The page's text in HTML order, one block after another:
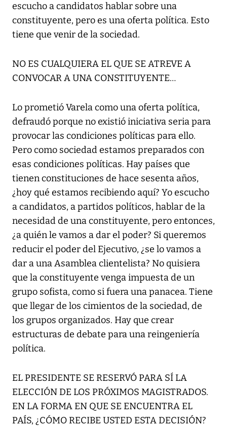
escucho a candidatos hablar sobre una
constituyente, pero es una oferta política. Esto
tiene que venir de la sociedad.
NO ES CUALQUIERA EL QUE SE ATREVE A
CONVOCAR A UNA CONSTITUYENTE…
Lo prometió Varela como una oferta política,
defraudó porque no existió iniciativa seria para
provocar las condiciones políticas para ello.
Pero como sociedad estamos preparados con
esas condiciones políticas. Hay países que
tienen constituciones de hace sesenta años,
¿hoy qué estamos recibiendo aquí? Yo escucho
a candidatos, a partidos políticos, hablar de la
necesidad de una constituyente, pero entonces,
¿a quién le vamos a dar el poder? Si queremos
reducir el poder del Ejecutivo, ¿se lo vamos a
dar a una Asamblea clientelista? No quisiera
que la constituyente venga impuesta de un
grupo sofista, como si fuera una panacea. Tiene
que llegar de los cimientos de la sociedad, de
los grupos organizados. Hay que crear
estructuras de debate para una reingeniería
política.
EL PRESIDENTE SE RESERVÓ PARA SÍ LA
ELECCIÓN DE LOS PRÓXIMOS MAGISTRADOS.
EN LA FORMA EN QUE SE ENCUENTRA EL
PAÍS, ¿CÓMO RECIBE USTED ESTA DECISIÓN?